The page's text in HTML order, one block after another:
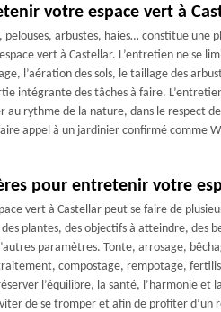
votre espace vert à
pelouses, arbustes, haies… constitue une
vert à Castellar. L’entretien ne se
l’aération des sols, le taillage des
intégrante des tâches à faire.
au rythme de la nature, dans le respect
appel à un jardinier confirmé comme
pour entretenir votre
vert à Castellar peut se faire de
plantes, des objectifs à atteindre, des
paramètres. Tonte, arrosage,
compostage, rempotage,
l’équilibre, la santé, l’harmonie et
de se tromper et afin de profiter d’un